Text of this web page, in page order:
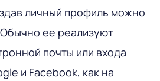
личный профиль можно
ее реализуют
почты или входа
и Facebook, как на